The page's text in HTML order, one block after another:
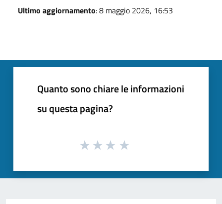
Ultimo aggiornamento: 8 maggio 2026, 16:53
Quanto sono chiare le informazioni
su questa pagina?